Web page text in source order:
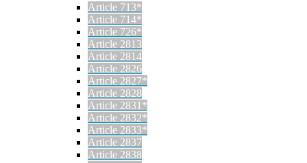
Article 713*
Article 714*
Article 726*
Article 2813
Article 2814
Article 2826
Article 2827*
Article 2828
Article 2831*
Article 2832*
Article 2833*
Article 2837
Article 2838